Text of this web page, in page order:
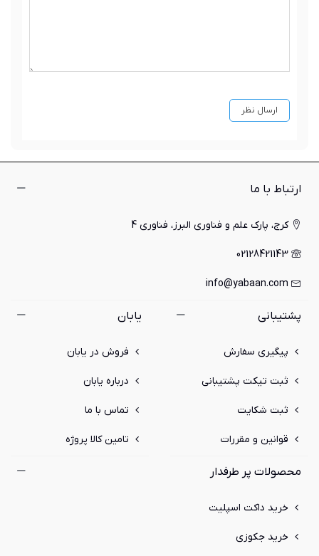
ارتباط با ما
کرج، پارک علم و فناوری البرز، فناوری 4
02128421143
info@yabaan.com
پشتیبانی
پیگیری سفارش
ثبت تیکت پشتیبانی
ثبت شکایت
قوانین و مقررات
یابان
فروش در یابان
درباره یابان
تماس با ما
تامین کالا پروژه
محصولات پر طرفدار
خرید داکت اسپلیت
خرید جکوزی